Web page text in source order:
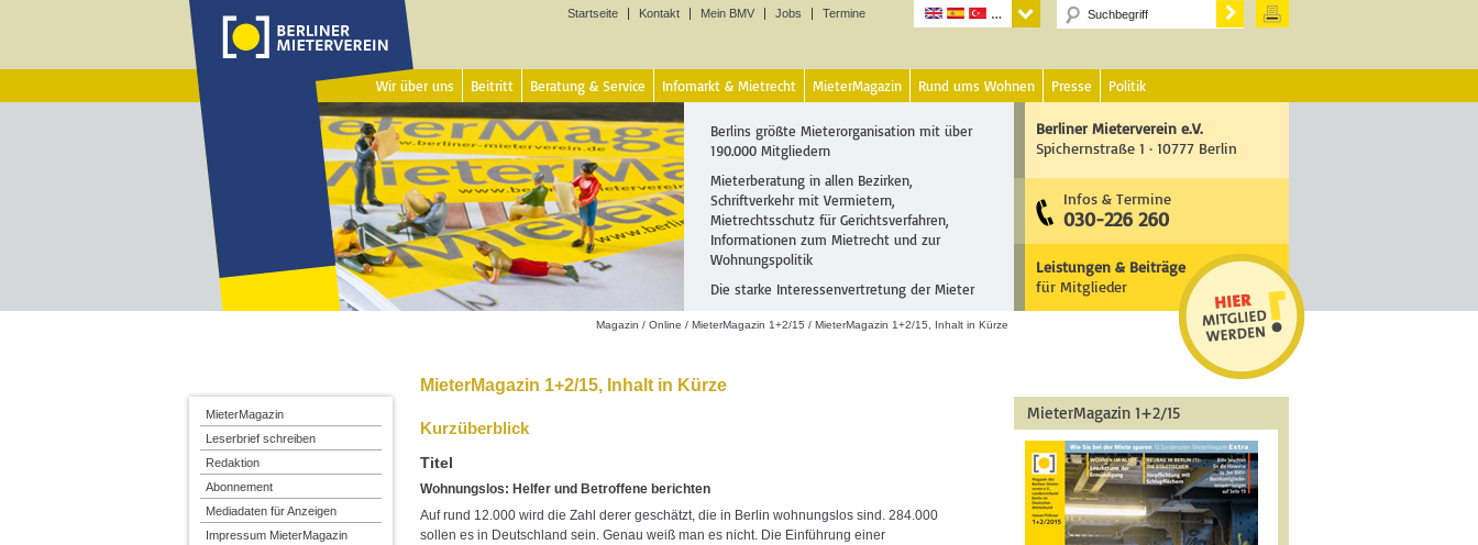
Startseite Kontakt Mein BMV Jobs Termine
Wir über uns Beitritt Beratung & Service Infomarkt & Mietrecht MieterMagazin Rund ums Wohnen Presse Politik
Berlins größte Mieterorganisation mit über
190.000 Mitgliedern
Mieterberatung in allen Bezirken,
Schriftverkehr mit Vermietern,
Mietrechtsschutz für Gerichtsverfahren,
Informationen zum Mietrecht und zur
Wohnungspolitik
Die starke Interessenvertretung der Mieter
Berliner Mieterverein e.V.
Spichernstraße 1 · 10777 Berlin
Infos & Termine
030-226 260
Leistungen & Beiträge
für Mitglieder
Magazin / Online / MieterMagazin 1+2/15 / MieterMagazin 1+2/15, Inhalt in Kürze
MieterMagazin 1+2/15, Inhalt in Kürze
Kurzüberblick
Titel
Wohnungslos: Helfer und Betroffene berichten
Auf rund 12.000 wird die Zahl derer geschätzt, die in Berlin wohnungslos sind. 284.000
sollen es in Deutschland sein. Genau weiß man es nicht. Die Einführung einer
MieterMagazin 1+2/15
MieterMagazin
Leserbrief schreiben
Redaktion
Abonnement
Mediadaten für Anzeigen
Impressum MieterMagazin